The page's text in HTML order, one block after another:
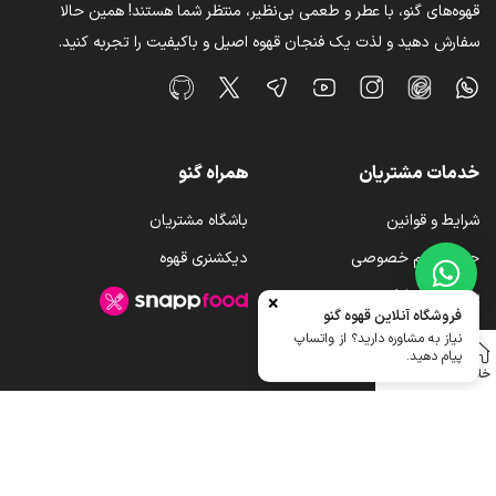
قهوه‌های گنو، با عطر و طعمی بی‌نظیر، منتظر شما هستند! همین حالا
سفارش دهید و لذت یک فنجان قهوه اصیل و باکیفیت را تجربه کنید.
خدمات مشتریان
شرایط و قوانین
حفظ حریم خصوصی
سوالات متداول
رویه ارسال کالا
همراه گنو
باشگاه مشتریان
دیکشنری قهوه
× فروشگاه آنلاین قهوه گنو
نیاز به مشاوره دارید؟ از واتساپ
پیام دهید.
خانهفروشگاه